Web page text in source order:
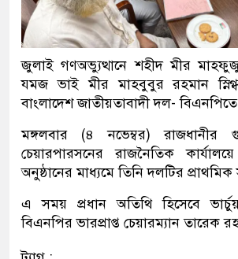
জুলাই গণঅভ্যুত্থানে শহীদ মীর
যমজ ভাই মীর মাহবুবুর রহমান
বাংলাদেশ জাতীয়তাবাদী দল-
মঙ্গলবার (৪ নভেম্বর) রাজধানীর
চেয়ারপারসনের রাজনৈতিক
অনুষ্ঠানের মাধ্যমে তিনি দলটির
এ সময় প্রধান অতিথি হিসেবে
বিএনপির ভারপ্রাপ্ত চেয়ারম্যান তারেক